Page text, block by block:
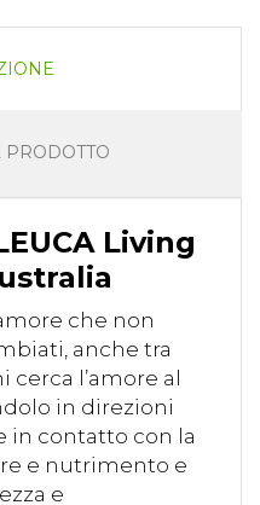
PRODOTTO
Living
che non
anche tra
cerca l’amore al
in direzioni
in contatto con la
e nutrimento e
e